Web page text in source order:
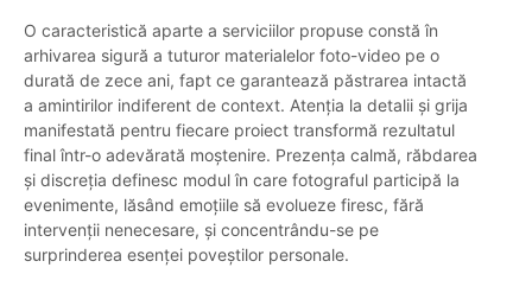
O caracteristică aparte a serviciilor propuse constă în
arhivarea sigură a tuturor materialelor foto-video pe o
durată de zece ani, fapt ce garantează păstrarea intactă
a amintirilor indiferent de context. Atenția la detalii și grija
manifestată pentru fiecare proiect transformă rezultatul
final într-o adevărată moștenire. Prezența calmă, răbdarea
și discreția definesc modul în care fotograful participă la
evenimente, lăsând emoțiile să evolueze firesc, fără
intervenții nenecesare, și concentrându-se pe
surprinderea esenței poveștilor personale.